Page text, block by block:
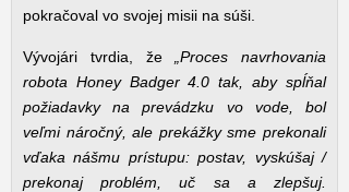
pokračoval vo svojej misii na súši.
Vývojári tvrdia, že
„Proces navrhovania
robota Honey Badger 4.0 tak, aby spĺňal
požiadavky na prevádzku vo vode, bol
veľmi náročný, ale prekážky sme prekonali
vďaka nášmu prístupu: postav, vyskúšaj /
prekonaj problém, uč sa a zlepšuj.